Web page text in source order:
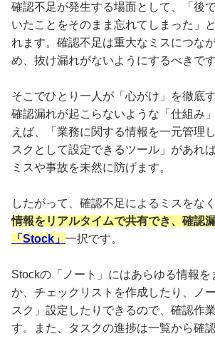
確認不足が発生する場面として、「後
いたことをそのまま忘れてしまった」
れます。確認不足は重大なミスにつな
め、抜け漏れがないようにするべきです
そこでひとり一人が「心がけ」を徹底
確認漏れが起こらないような「仕組み
えば、「業務に関する情報を一元管理
スクとして設定できるツール」があれ
ミスや事故を未然に防げます。
したがって、確認不足によるミスをなく
情報をリアルタイムで共有でき、確認
「Stock」 一択です。
Stockの「ノート」にはあらゆる情報を
か、チェックリストを作成したり、ノ
スク」設定したりできるので、確認作
す。また、タスクの進捗は一覧から確